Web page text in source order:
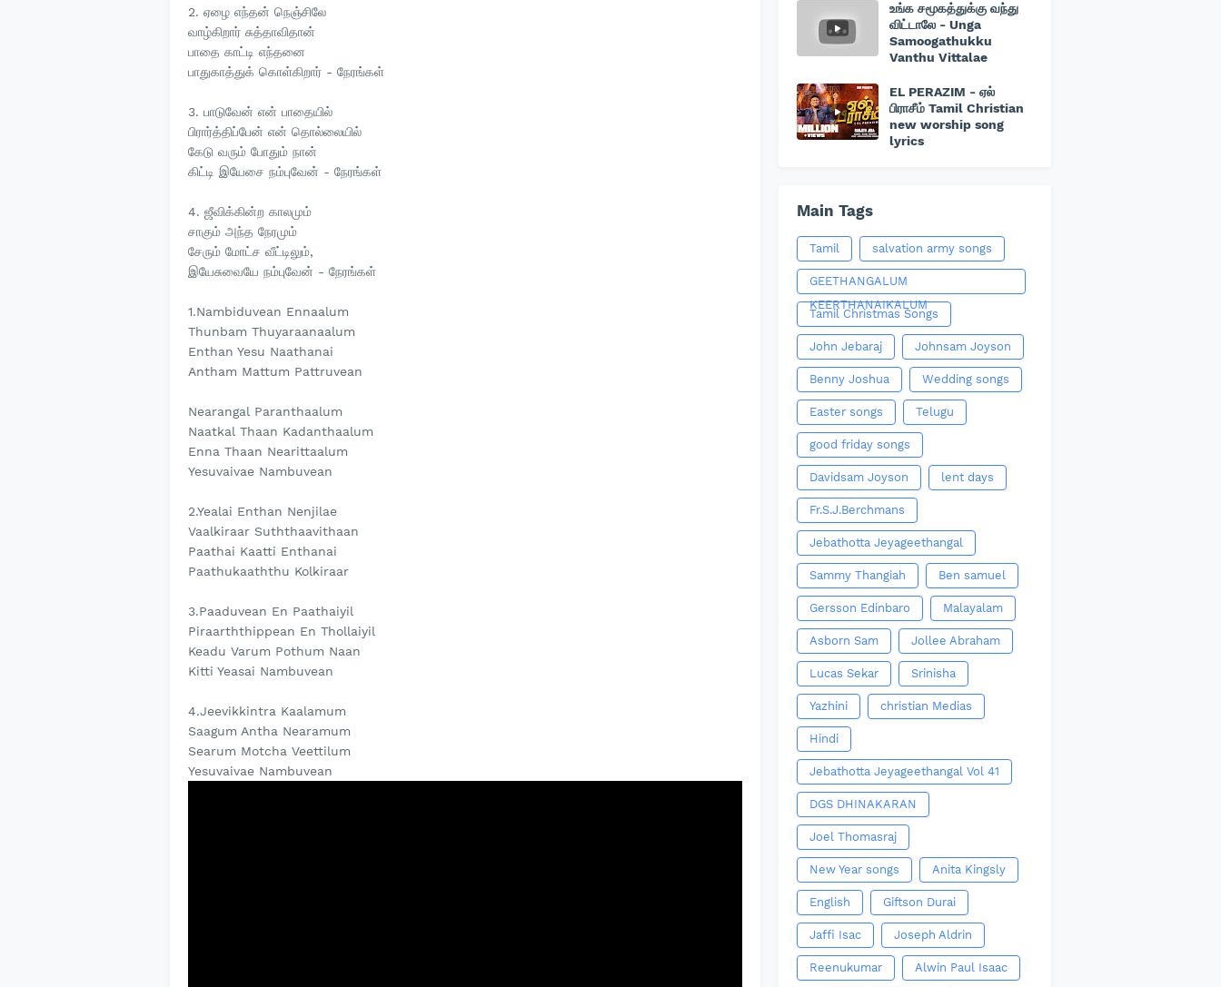
2. ஏழை எந்தன் நெஞ்சிலே
வாழ்கிறார் சுத்தாவிதான்
பாதை காட்டி எந்தனை
பாதுகாத்துக் கொள்கிறார் - நேரங்கள்
3. பாடுவேன் என் பாதையில்
பிரார்த்திப்பேன் என் தொல்லையில்
கேடு வரும் போதும் நான்
கிட்டி இயேசை நம்புவேன் - நேரங்கள்
4. ஜீவிக்கின்ற காலமும்
சாகும் அந்த நேரமும்
சேரும் மோட்ச வீட்டிலும்,
இயேசுவையே நம்புவேன் - நேரங்கள்
1.Nambiduvean Ennaalum
Thunbam Thuyaraanaalum
Enthan Yesu Naathanai
Antham Mattum Pattruvean
Nearangal Paranthaalum
Naatkal Thaan Kadanthaalum
Enna Thaan Nearittaalum
Yesuvaivae Nambuvean
2.Yealai Enthan Nenjilae
Vaalkiraar Suththaavithaan
Paathai Kaatti Enthanai
Paathukaaththu Kolkiraar
3.Paaduvean En Paathaiyil
Piraarththippean En Thollaiyil
Keadu Varum Pothum Naan
Kitti Yeasai Nambuvean
4.Jeevikkintra Kaalamum
Saagum Antha Nearamum
Searum Motcha Veettilum
Yesuvaivae Nambuvean
உங்க சமூகத்துக்கு வந்து
விட்டாலே - Unga
Samoogathukku
Vanthu Vittalae
EL PERAZIM - ஏல்
பிராசீம் Tamil Christian
new worship song
lyrics
Main Tags
Tamil salvation army songs
GEETHANGALUM
KEERTHANAIKALUM
Tamil Christmas Songs
John Jebaraj Johnsam Joyson
Benny Joshua Wedding songs
Easter songs Telugu
good friday songs
Davidsam Joyson lent days
Fr.S.J.Berchmans
Jebathotta Jeyageethangal
Sammy Thangiah Ben samuel
Gersson Edinbaro Malayalam
Asborn Sam Jollee Abraham
Lucas Sekar Srinisha
Yazhini christian Medias
Hindi
Jebathotta Jeyageethangal Vol 41
DGS DHINAKARAN
Joel Thomasraj
New Year songs Anita Kingsly
English Giftson Durai
Jaffi Isac Joseph Aldrin
Reenukumar Alwin Paul Isaac